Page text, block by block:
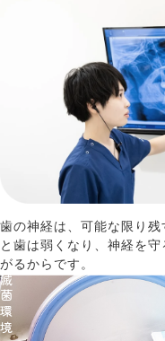
歯の神経は、可能な限り
と歯は弱くなり、神経を
がるからです。
境